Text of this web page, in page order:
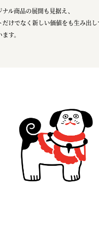
ル商品の展開も見据え、
だけでなく新しい価値をも生み出
す。